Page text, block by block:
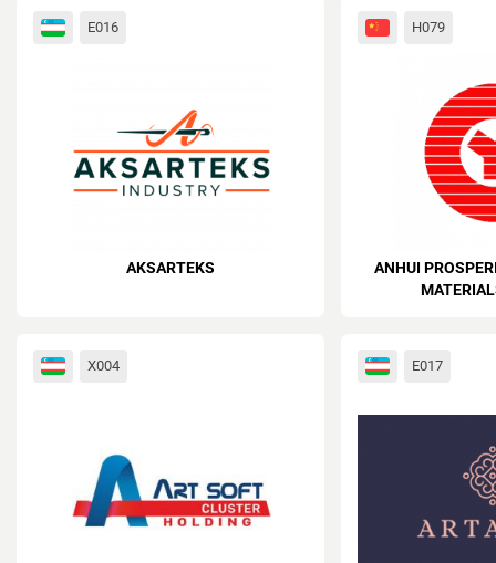
E016
AKSARTEKS
H079
ANHUI
X004 E017